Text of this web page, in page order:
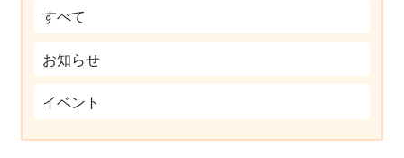
すべて
お知らせ
イベント